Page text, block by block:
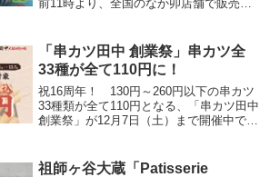
前11時より、全国のなか卯店舗で販売開
産のブリを使用し、なか卯特製のタレに
漬け込むことで、上...
「串カツ田中 創業祭」串カツ全
33種が全て110円に！
祝16周年！ 130円～260円以下の串カツ
33種類が全て110円となる、「串カツ田中
創業祭」が12月7日（土）まで開催中で
ん、大阪名物の「紅しょうが」、お子...
祖師ヶ谷大蔵「Patisserie